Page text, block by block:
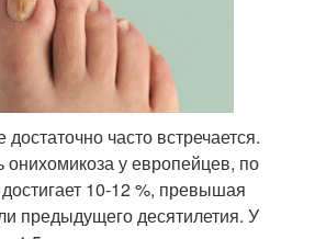
часто встречается.
онихомикоза у европейцев, по
10-12 %, превышая
предыдущего десятилетия. У